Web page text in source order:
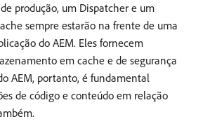
produção, um Dispatcher e um
sempre estarão na frente de uma
do AEM. Eles fornecem
em cache e de segurança
AEM, portanto, é fundamental
de código e conteúdo em relação